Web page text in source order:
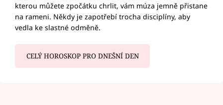
kterou můžete zpočátku chrlit, vám múza jemně přistane
na rameni. Někdy je zapotřebí trocha disciplíny, aby
vedla ke slastné odměně.
CELÝ HOROSKOP PRO DNEŠNÍ DEN